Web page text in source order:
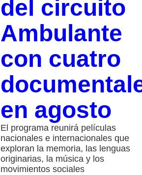
del circuito
Ambulante
con cuatro
en agosto
El programa reunirá películas
nacionales e internacionales que
exploran la memoria, las lenguas
originarias, la música y los
movimientos sociales